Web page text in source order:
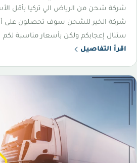
شركة شحن من الرياض الي تركيا بأقل
شركة الخير للشحن سوف تحصلون على
ستنال إعجابكم ولكن بأسعار مناسبة لكم
اقرأ التفاصيل